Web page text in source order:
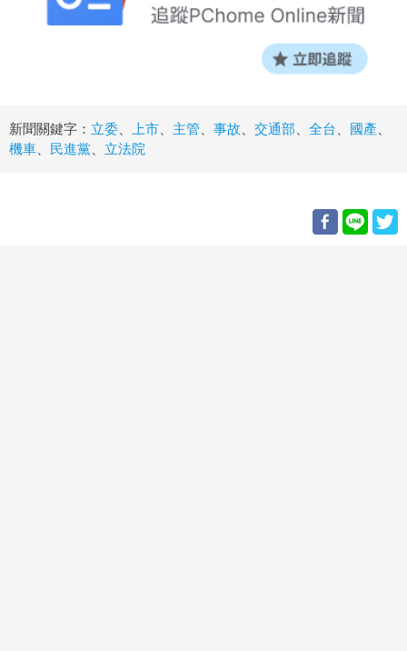
新聞關鍵字： 立委 上市 主管 事故 交通部 全台 國產
機車
民進黨 立法院